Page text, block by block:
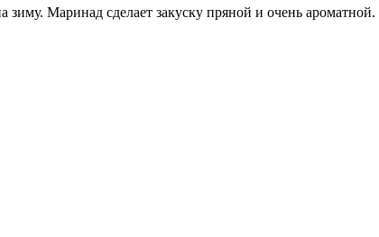
Маринад сделает закуску пряной и очень ароматной.